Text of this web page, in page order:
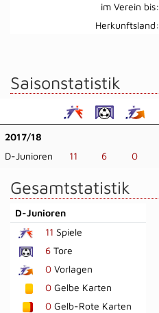
im Verein bis:
Herkunftsland:
Saisonstatistik
2017/18
D-Junioren
11 6 0
Gesamtstatistik
D-Junioren
11 Spiele
6 Tore
0 Vorlagen
0 Gelbe Karten
0 Gelb-Rote Karten